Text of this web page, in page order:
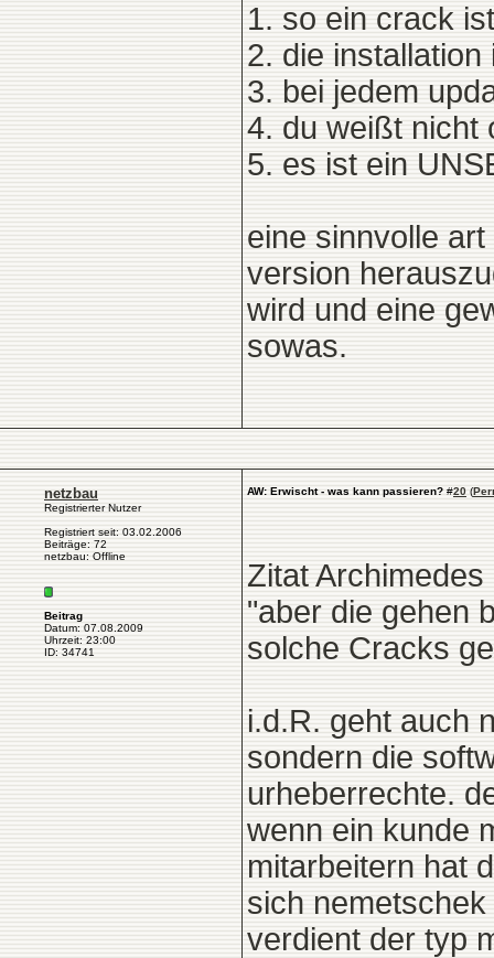
1. so ein crack
2. die
3. bei jedem
4. du weißt nicht
5. es ist ein
eine sinnvolle
version
wird und eine
sowas.
netzbau
Registrierter Nutzer
Registriert seit: 03.02.2006
Beiträge: 72
netzbau: Offline
Beitrag
Datum: 07.08.2009
Uhrzeit: 23:00
ID: 34741
AW: Erwischt - was kann passieren? #20 (
Zitat Archimedes
"aber die gehen
solche Cracks
i.d.R. geht auch
sondern die
urheberrechte.
wenn ein kunde
mitarbeitern hat
sich
verdient der typ